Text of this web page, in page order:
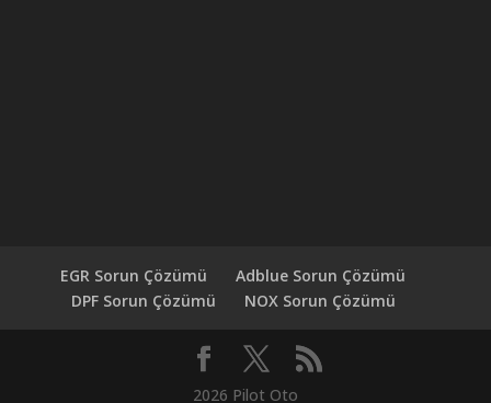
EGR Sorun Çözümü
Adblue Sorun Çözümü
DPF Sorun Çözümü
NOX Sorun Çözümü
2026 Pilot Oto